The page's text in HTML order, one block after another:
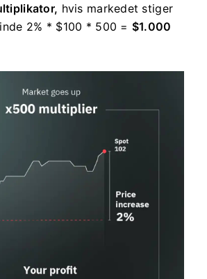
hvis markedet stiger
2% * $100 * 500 = $1.000